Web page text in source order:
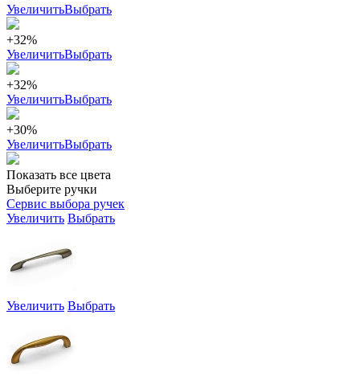
УвеличитьВыбрать
+32%
УвеличитьВыбрать
+32%
УвеличитьВыбрать
+30%
УвеличитьВыбрать
Показать все цвета
Выберите ручки
Сервис выбора ручек
Увеличить Выбрать
Увеличить Выбрать